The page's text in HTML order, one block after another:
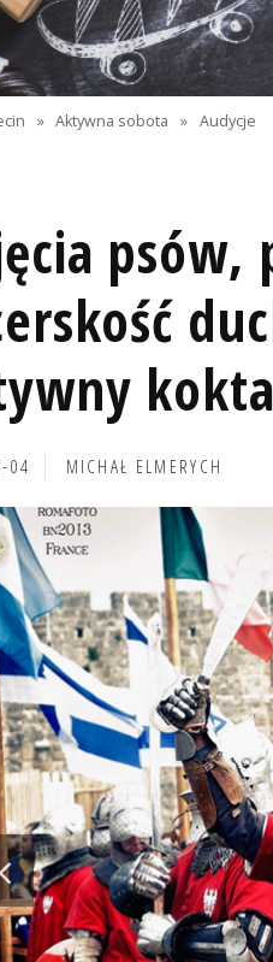
» Aktywna sobota » Audycje
psów,
04 MICHAŁ ELMERYCH